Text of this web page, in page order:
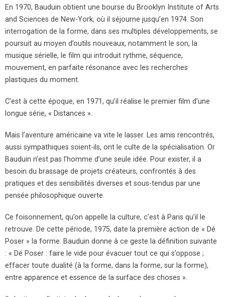
En 1970, Bauduin obtient une bourse du Brooklyn Institute of Arts
and Sciences de New-York, où il séjourne jusqu’en 1974. Son
interrogation de la forme, dans ses multiples développements, se
poursuit au moyen d’outils nouveaux, notamment le son, la
musique sérielle, le film qui introduit rythme, séquence,
mouvement, en parfaite résonance avec les recherches
plastiques du moment.
C’est à cette époque, en 1971, qu’il réalise le premier film d’une
longue série, « Distances ».
Mais l’aventure américaine va vite le lasser. Les amis rencontrés,
aussi sympathiques soient-ils, ont le culte de la spécialisation. Or
Bauduin n’est pas l’homme d’une seule idée. Pour exister, il a
besoin du brassage de projets créateurs, confrontés à des
pratiques et des sensibilités diverses et sous-tendus par une
pensée philosophique ouverte.
Ce foisonnement, qu’on appelle la culture, c’est à Paris qu’il le
retrouve. De cette période, 1975, date la première action de « Dé
Poser » la forme. Bauduin donne à ce geste la définition suivante
: « Dé Poser : faire le vide pour évacuer tout ce qui s’oppose ;
effacer toute dualité (à la forme, dans la forme, sur la forme),
entre apparence et essence de la surface des choses ».